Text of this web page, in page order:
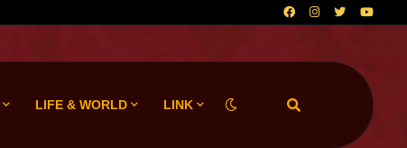
LIFE & WORLD LINK